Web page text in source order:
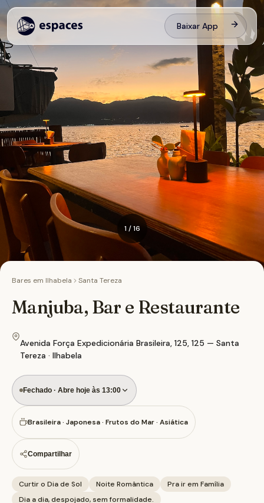
Baixar App
1 /16
Bares em Ilhabela Santa Tereza
Manjuba, Bar e Restaurante
Avenida Força Expedicionária Brasileira, 125, 125 — Santa
Tereza · Ilhabela
Fechado · Abre hoje às 13:00
Brasileira · Japonesa · Frutos do Mar · Asiática
Compartilhar
Curtir o Dia de Sol Noite Romântica
Pra ir em Família
Dia a dia, despojado, sem formalidade.